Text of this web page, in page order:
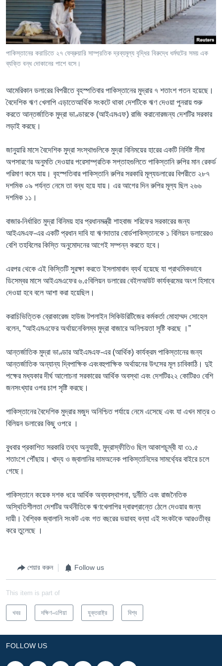
Learning English
FOLLOW US
অন্য ভাষায় ওয়েব সাইট
পাকিস্তানের করাচিতে ২৭ ফেব্রুয়ারি সাম্প্রতিক দ্রব্যমূল্য বৃদ্ধির বিরুদ্ধে ধর্মঘটের সময় এক
ব্যক্তি বন্ধ দোকানের পাশে বসে।
আমেরিকান ডলারের বিপরীতে বৃহস্পতিবার পাকিস্তানের মুদ্রার ৭ শতাংশ পতন হয়েছে।
বৈদেশিক ঋণ খেলাপি এড়াতেআর্থিক সংকটে থাকা দেশটিকে ঋণ দেওয়া পুনরায় শুরু
করতে আন্তর্জাতিক মুদ্রা ভাণ্ডারকে (আইএমএফ) রাজি করানোরজন্য দেশটির সরকার
লড়াই করছে।
জানুয়ারি মাসে বৈদেশিক মুদ্রা সংস্থাগুলিকে মুদ্রা বিনিময়ের হারের একটি নির্দিষ্ট সীমা
অপসারণের অনুমতি দেওয়ার পরেসাম্প্রতিক সপ্তাহগুলিতে পাকিস্তানি রুপির মান রেকর্ড
পরিমাণ কমে যায়। বৃহস্পতিবার পাকিস্তানি রুপির সরকারি মূল্যডলারের বিপরীতে ২৮৭
দশমিক ০৯ পর্যন্ত নেমে তা বন্ধ হয়ে যায়। এর আগের দিন রুপির মূল্য ছিল ২৬৬
দশমিক ১১।
বাজার-নির্ধারিত মুদ্রা বিনিময় হার প্রধানমন্ত্রী শাহবাজ শরিফের সরকারের জন্য
আইএমএফ-এর একটি প্রধান দাবি যা ঋণদাতার বোর্ডপাকিস্তানকে ১ বিলিয়ন ডলারেরও
বেশি তহবিলের কিস্তি অনুমোদনের আগেই সম্পন্ন করতে হবে।
এরপর থেকে এই কিস্তিটি সুরক্ষা করতে ইসলামাবাদ ব্যর্থ হয়েছে যা প্রাথমিকভাবে
ডিসেম্বর মাসে আইএমএফের ৬.৫বিলিয়ন ডলারের বেইলআউট কার্যক্রমের অংশ হিসাবে
দেওয়া হবে বলে আশা করা হয়েছিল।
করাচিভিত্তিক ব্রোকারেজ হাউজ টপলাইন সিকিউরিটিজের কর্মকর্তা মোহাম্মদ সোহেল
বলেন, “আইএমএফের অর্থায়নেবিলম্ব মুদ্রা বাজারে অনিশ্চয়তা সৃষ্টি করছে ।”
আন্তর্জাতিক মুদ্রা ভাণ্ডার আইএমএফ-এর (আর্থিক) কার্যক্রম পাকিস্তানের জন্য
আন্তর্জাতিক অন্যান্য দ্বিপাক্ষিক এবংবহুপাক্ষিক অর্থায়নের উৎসের মূল চাবিকাঠি। দুই
পক্ষের মধ্যকার দীর্ঘ আলোচনা সরকারের আর্থিক অবস্থা এবং দেশটির২২ কোটিরও বেশি
জনসংখ্যার ওপর চাপ সৃষ্টি করছে।
পাকিস্তানের বৈদেশিক মুদ্রার মজুদ অনিশ্চিত পর্যায়ে নেমে এসেছে এবং যা এখন মাত্র ৩
বিলিয়ন ডলারের কিছু ওপরে ।
বুধবার প্রকাশিত সরকারি তথ্য অনুযায়ী, মুদ্রাস্ফীতিও ছিল আকাশচুম্বী যা ৩১.৫
শতাংশে পৌঁছায়। খাদ্য ও জ্বালানির দামঅনেক পাকিস্তানিদের সামর্থ্যের বাইরে চলে
গেছে।
পাকিস্তানে কয়েক দশক ধরে আর্থিক অব্যবস্থাপনা, দুর্নীতি এবং রাজনৈতিক
অস্থিতিশীলতা দেশটির অর্থনীতিকে ঋণখেলাপির দ্বারপ্রান্তে ঠেলে দেওয়ার জন্য
দায়ী। বৈশ্বিক জ্বালানি সংকট এবং গত বছরের ভয়াবহ বন্যা এই সংকটকে আরওতীব্র
করে তুলেছে ।
শেয়ার করুন Follow us
This item is part of
খবর দক্ষিণ-এশিয়া যুক্তরাষ্ট্র বিশ্ব
FOLLOW US